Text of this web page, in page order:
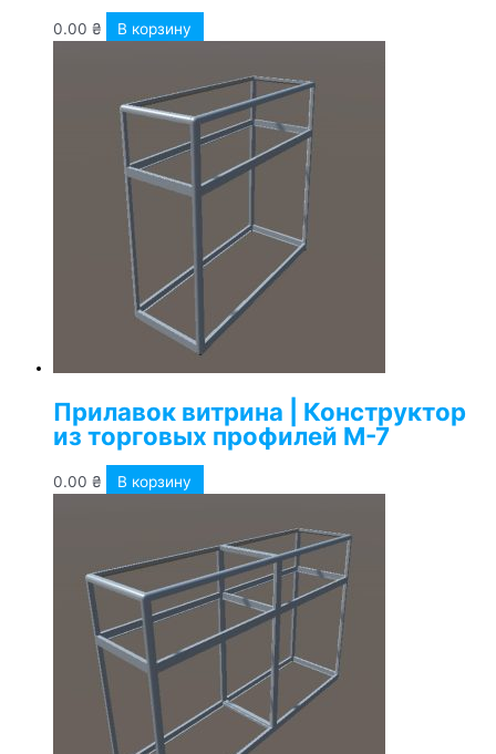
0.00 ₴ В корзину
Прилавок витрина | Конструктор
из торговых профилей М-7
0.00 ₴ В корзину